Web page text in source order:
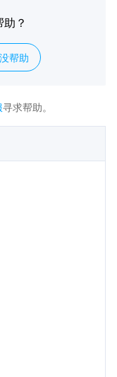
？
没帮助
寻求帮助。